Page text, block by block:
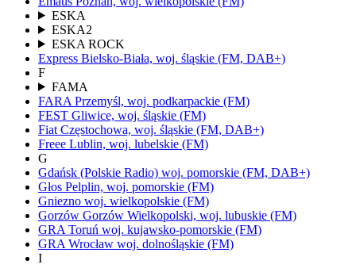
ESKA
ESKA2
ESKA ROCK
Express Bielsko-Biała, woj. śląskie (FM, DAB+)
F
FAMA
FARA Przemyśl, woj. podkarpackie (FM)
FEST Gliwice, woj. śląskie (FM)
Fiat Częstochowa, woj. śląskie (FM, DAB+)
Freee Lublin, woj. lubelskie (FM)
G
Gdańsk (Polskie Radio) woj. pomorskie (FM, DAB+)
Głos Pelplin, woj. pomorskie (FM)
Gniezno woj. wielkopolskie (FM)
Gorzów Gorzów Wielkopolski, woj. lubuskie (FM)
GRA Toruń woj. kujawsko-pomorskie (FM)
GRA Wrocław woj. dolnośląskie (FM)
I